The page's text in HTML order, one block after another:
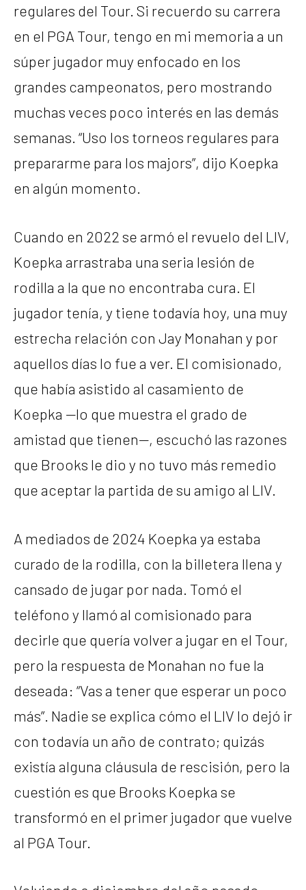
regulares del Tour. Si recuerdo su carrera
en el PGA Tour, tengo en mi memoria a un
súper jugador muy enfocado en los
grandes campeonatos, pero mostrando
muchas veces poco interés en las demás
semanas. “Uso los torneos regulares para
prepararme para los majors”, dijo Koepka
en algún momento.
Cuando en 2022 se armó el revuelo del LIV,
Koepka arrastraba una seria lesión de
rodilla a la que no encontraba cura. El
jugador tenía, y tiene todavía hoy, una muy
estrecha relación con Jay Monahan y por
aquellos días lo fue a ver. El comisionado,
que había asistido al casamiento de
Koepka —lo que muestra el grado de
amistad que tienen—, escuchó las razones
que Brooks le dio y no tuvo más remedio
que aceptar la partida de su amigo al LIV.
A mediados de 2024 Koepka ya estaba
curado de la rodilla, con la billetera llena y
cansado de jugar por nada. Tomó el
teléfono y llamó al comisionado para
decirle que quería volver a jugar en el Tour,
pero la respuesta de Monahan no fue la
deseada: “Vas a tener que esperar un poco
más”. Nadie se explica cómo el LIV lo dejó ir
con todavía un año de contrato; quizás
existía alguna cláusula de rescisión, pero la
cuestión es que Brooks Koepka se
transformó en el primer jugador que vuelve
al PGA Tour.